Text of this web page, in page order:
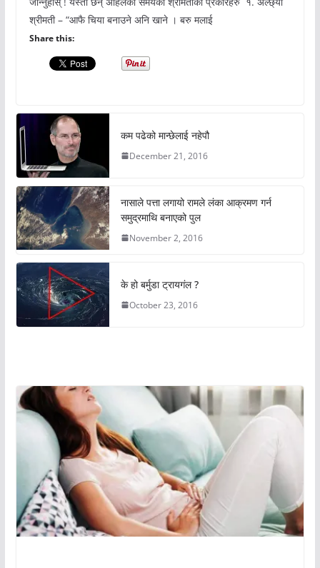
श्रीमती – “आफै चिया बनाउने अनि खाने । बरु मलाई
Share this:
कम पढेको मान्छेलाई नहेपौ
December 21, 2016
नासाले पत्ता लगायो रामले लंका आक्रमण गर्न
समुद्रमाथि बनाएको पुल
November 2, 2016
के हो बर्मुडा ट्रायगंल ?
October 23, 2016